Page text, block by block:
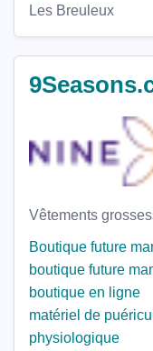
Les Breuleux
Vêtements
Boutique future
boutique future
boutique en ligne
matériel de
physiologique